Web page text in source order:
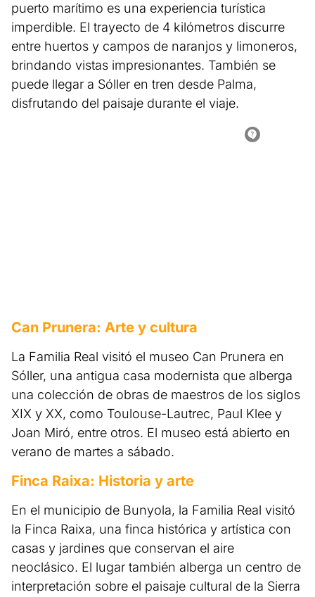
puerto marítimo es una experiencia turística
imperdible. El trayecto de 4 kilómetros discurre
entre huertos y campos de naranjos y limoneros,
brindando vistas impresionantes. También se
puede llegar a Sóller en tren desde Palma,
disfrutando del paisaje durante el viaje.
Can Prunera: Arte y cultura
La Familia Real visitó el museo Can Prunera en
Sóller, una antigua casa modernista que alberga
una colección de obras de maestros de los siglos
XIX y XX, como Toulouse-Lautrec, Paul Klee y
Joan Miró, entre otros. El museo está abierto en
verano de martes a sábado.
Finca Raixa: Historia y arte
En el municipio de Bunyola, la Familia Real visitó
la Finca Raixa, una finca histórica y artística con
casas y jardines que conservan el aire
neoclásico. El lugar también alberga un centro de
interpretación sobre el paisaje cultural de la Sierra